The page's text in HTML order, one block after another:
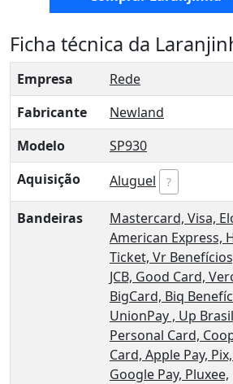
Ficha técnica da
Empresa
Rede
Fabricante
Newland
Modelo
SP930
Aquisição
Aluguel ?
Bandeiras Mastercard, Visa,
American Express,
Ticket, Vr
JCB, Good Card,
BigCard, Biq
UnionPay , Up
Personal Card,
Card, Apple Pay, Pix,
Google Pay, Pluxee,